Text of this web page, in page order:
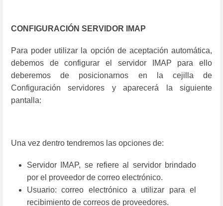
CONFIGURACIÓN SERVIDOR IMAP
Para poder utilizar la opción de aceptación automática,
debemos de configurar el servidor IMAP para ello
deberemos de posicionarnos en la cejilla de
Configuración servidores y aparecerá la siguiente
pantalla:
Una vez dentro tendremos las opciones de:
Servidor IMAP, se refiere al servidor brindado
por el proveedor de correo electrónico.
Usuario: correo electrónico a utilizar para el
recibimiento de correos de proveedores.